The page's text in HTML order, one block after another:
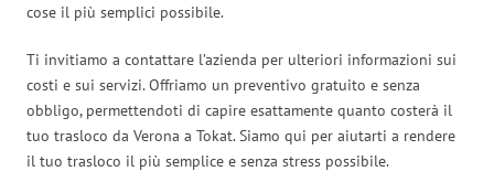
cose il più semplici possibile.
Ti invitiamo a contattare l’azienda per ulteriori informazioni sui
costi e sui servizi. Offriamo un preventivo gratuito e senza
obbligo, permettendoti di capire esattamente quanto costerà il
tuo trasloco da Verona a Tokat. Siamo qui per aiutarti a rendere
il tuo trasloco il più semplice e senza stress possibile.